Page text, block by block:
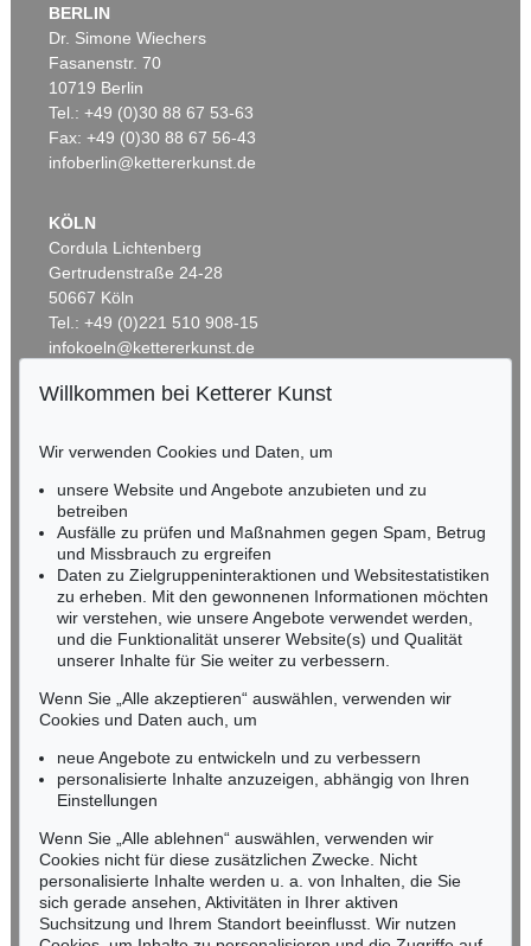
ANDY WARHOL
Marilyn Monroe (10 Blatt)
Ergebnis:€ 4.488.000
Hockende, 1910
WASSILY KANDINSKY
Murnau, 1908
Ergebnis:
BERLIN
Dr. Simone Wiechers
Fasanenstr. 70
10719 Berlin
Tel.: +49 (0)30 88 67 53-63
Fax: +49 (0)30 88 67 56-43
infoberlin@kettererkunst.de
KÖLN
Cordula Lichtenberg
Gertrudenstraße 24-28
50667 Köln
Tel.: +49 (0)221 510 908-15
infokoeln@kettererkunst.de
RHEINLAND-PFALZ
Miriam Heß
Tel.: +49 (0)62 21 58 80-038
Fax: +49 (0)62 21 58 80-595
infoheidelberg@kettererkunst.de
NORDDEUTSCHLAND
Nico Kassel, M.A.
Tel.: +49 (0)89 55244-164
Mobil: +49 (0)171 8618661
n.kassel@kettererkunst.de
Keine Auktion mehr verpassen!
Wir informieren Sie rechtzeitig.
Jetzt zum Newsletter anmelden >
Willkommen bei Ketterer Kunst
Wir verwenden Cookies und Daten, um
unsere Website und Angebote anzubieten und zu
betreiben
Ausfälle zu prüfen und Maßnahmen gegen Spam, Betrug
und Missbrauch zu ergreifen
Daten zu Zielgruppeninteraktionen und Websitestatistiken
zu erheben. Mit den gewonnenen Informationen möchten
wir verstehen, wie unsere Angebote verwendet werden,
und die Funktionalität unserer Website(s) und Qualität
unserer Inhalte für Sie weiter zu verbessern.
Wenn Sie „Alle akzeptieren“ auswählen, verwenden wir
Cookies und Daten auch, um
neue Angebote zu entwickeln und zu verbessern
personalisierte Inhalte anzuzeigen, abhängig von Ihren
Einstellungen
Wenn Sie „Alle ablehnen“ auswählen, verwenden wir
Cookies nicht für diese zusätzlichen Zwecke. Nicht
personalisierte Inhalte werden u. a. von Inhalten, die Sie
sich gerade ansehen, Aktivitäten in Ihrer aktiven
Suchsitzung und Ihrem Standort beeinflusst. Wir nutzen